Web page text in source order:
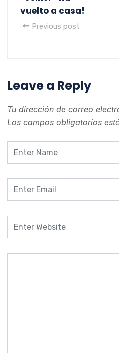
vuelto a casa!
Previous post
Leave a Reply
Tu dirección de correo
Los campos obligatorios